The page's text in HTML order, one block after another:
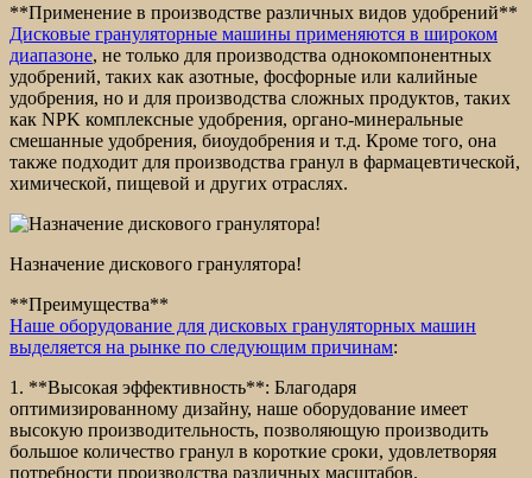
**Применение в производстве различных видов удобрений**
Дисковые грануляторные машины применяются в широком
диапазоне, не только для производства однокомпонентных
удобрений, таких как азотные, фосфорные или калийные
удобрения, но и для производства сложных продуктов, таких
как NPK комплексные удобрения, органо-минеральные
смешанные удобрения, биоудобрения и т.д. Кроме того, она
также подходит для производства гранул в фармацевтической,
химической, пищевой и других отраслях.
Назначение дискового гранулятора!
**Преимущества**
Наше оборудование для дисковых грануляторных машин
выделяется на рынке по следующим причинам:
1. **Высокая эффективность**: Благодаря
оптимизированному дизайну, наше оборудование имеет
высокую производительность, позволяющую производить
большое количество гранул в короткие сроки, удовлетворяя
потребности производства различных масштабов.